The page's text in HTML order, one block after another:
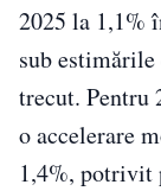
2025 la 1,1%
sub
trecut. Pentru
o accelerare
1,4%, potrivit